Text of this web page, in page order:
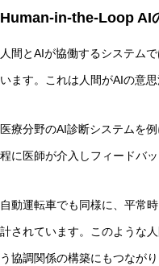
Human-in-the-Loop AI
人間とAIが協働するシステム
います。これは人間がAIの意
医療分野のAI診断システムを
程に医師が介入しフィードバ
自動運転車でも同様に、平常
計されています。このような
う協調関係の構築にもつながり